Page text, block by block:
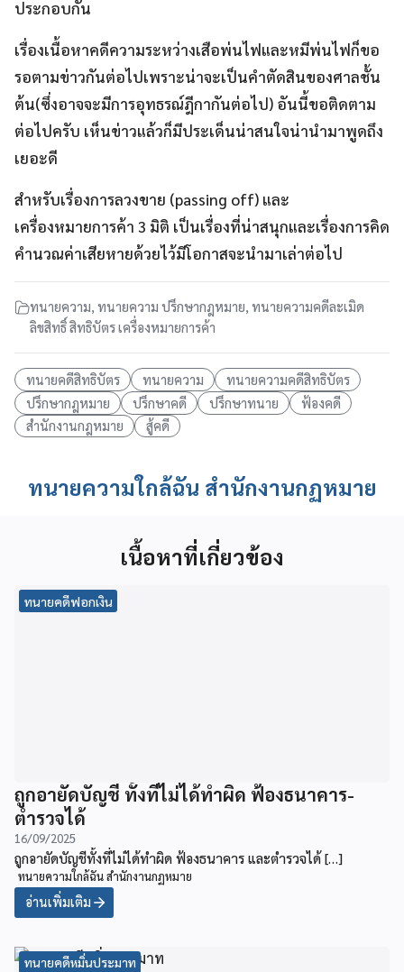
ประกอบกัน
เรื่องเนื้อหาคดีความระหว่างเสือพ่นไฟและหมีพ่นไฟก็ขอ
รอตามข่าวกันต่อไปเพราะน่าจะเป็นคำตัดสินของศาลชั้น
ต้น(ซึ่งอาจจะมีการอุทธรณ์ฎีกากันต่อไป) อันนี้ขอติดตาม
ต่อไปครับ เห็นข่าวแล้วก็มีประเด็นน่าสนใจน่านำมาพูดถึง
เยอะดี
สำหรับเรื่องการลวงขาย (passing off) และ
เครื่องหมายการค้า 3 มิติ เป็นเรื่องที่น่าสนุกและเรื่องการคิด
คำนวณค่าเสียหายด้วยไว้มีโอกาสจะนำมาเล่าต่อไป
ทนายความ, ทนายความ ปรึกษากฎหมาย, ทนายความคดีละเมิด
ลิขสิทธิ์ สิทธิบัตร เครื่องหมายการค้า
ทนายคดีสิทธิบัตร ทนายความ
ทนายความคดีสิทธิบัตร
ปรึกษากฎหมาย
ปรึกษาคดี ปรึกษาทนาย
ฟ้องคดี
สำนักงานกฎหมาย
สู้คดี
ทนายความใกล้ฉัน สำนักงานกฏหมาย
เนื้อหาที่เกี่ยวข้อง
ทนายคดีฟอกเงิน
ถูกอายัดบัญชี ทั้งที่ไม่ได้ทำผิด ฟ้องธนาคาร-
ตำรวจได้
16/09/2025
ถูกอายัดบัญชีทั้งที่ไม่ได้ทำผิด ฟ้องธนาคาร และตำรวจได้ […]
ทนายความใกล้ฉัน สำนักงานกฏหมาย
อ่านเพิ่มเติม
ทนายคดีหมิ่นประมาท